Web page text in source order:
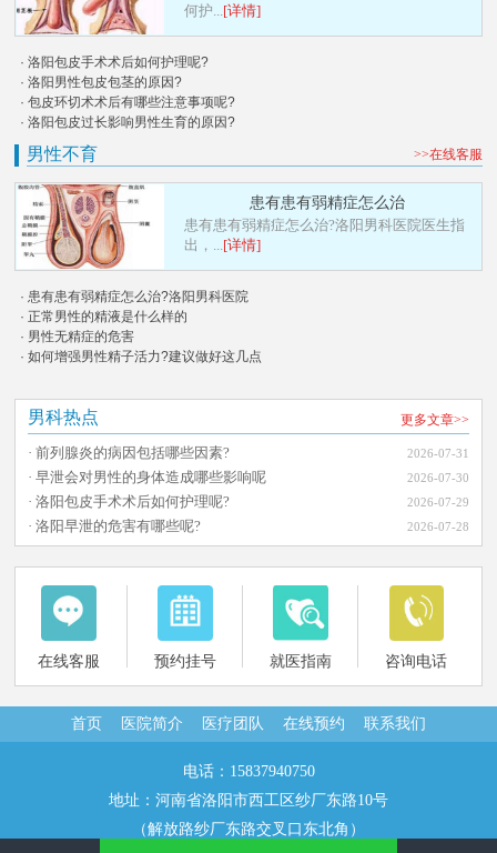
何护... [详情]
· 洛阳包皮手术术后如何护理呢?
· 洛阳男性包皮包茎的原因?
· 包皮环切术术后有哪些注意事项呢?
· 洛阳包皮过长影响男性生育的原因?
男性不育 >>在线客服
患有患有弱精症怎么治
患有患有弱精症怎么治?洛阳男科医院医生指
出，... [详情]
· 患有患有弱精症怎么治?洛阳男科医院
· 正常男性的精液是什么样的
· 男性无精症的危害
· 如何增强男性精子活力?建议做好这几点
男科热点 更多文章>>
· 前列腺炎的病因包括哪些因素? 2026-07-31
· 早泄会对男性的身体造成哪些影响呢 2026-07-30
· 洛阳包皮手术术后如何护理呢? 2026-07-29
· 洛阳早泄的危害有哪些呢? 2026-07-28
在线客服 预约挂号 就医指南 咨询电话
首页 医院简介 医疗团队 在线预约 联系我们
电话：15837940750
地址：河南省洛阳市西工区纱厂东路10号
（解放路纱厂东路交叉口东北角）